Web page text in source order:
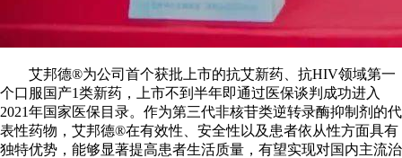
艾邦德®为公司首个获批上市的抗艾新药、抗HIV领域第一
个口服国产1类新药，上市不到半年即通过医保谈判成功进入
2021年国家医保目录。作为第三代非核苷类逆转录酶抑制剂的代
表性药物，艾邦德®在有效性、安全性以及患者依从性方面具有
独特优势，能够显著提高患者生活质量，有望实现对国内主流治